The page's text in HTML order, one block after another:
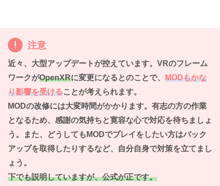
注意
近々、大型アップデートが控えています。VRのフレーム
ワークがOpenXRに変更になるとのことで、 MODもかな
り影響を受けることが考えられます。
MODの改修には大変時間がかかります。有志の方の作業
となるため、感謝の気持ちと寛容な心で対応を待ちましょ
う。また、どうしてもMODでプレイをしたい方はバック
アップを取得したりするなど、自分自身で対策を立てまし
ょう。
下でも説明していますが、公式が正です。